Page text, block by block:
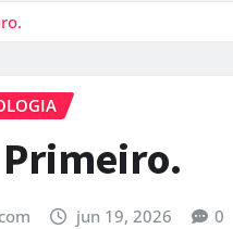
jun 19, 2026 0